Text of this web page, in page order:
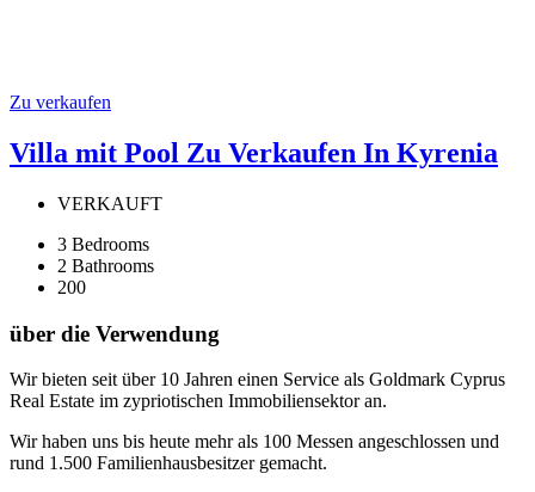
Zu verkaufen
Villa mit Pool Zu Verkaufen In Kyrenia
VERKAUFT
3 Bedrooms
2 Bathrooms
200
über die Verwendung
Wir bieten seit über 10 Jahren einen Service als Goldmark Cyprus
Real Estate im zypriotischen Immobiliensektor an.
Wir haben uns bis heute mehr als 100 Messen angeschlossen und
rund 1.500 Familienhausbesitzer gemacht.